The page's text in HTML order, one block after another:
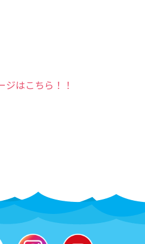
はこちら！！